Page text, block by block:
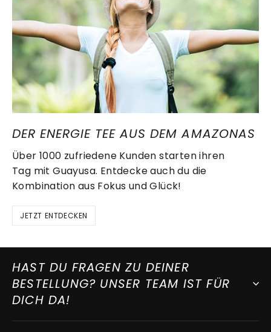
DER ENERGIE TEE AUS DEM AMAZONAS
Über 1000 zufriedene Kunden starten ihren
Tag mit Guayusa. Entdecke auch du die
Kombination aus Fokus und Glück!
JETZT ENTDECKEN
HAST DU FRAGEN ZU DEINER
BESTELLUNG? UNSER TEAM IST FÜR
DICH DA!